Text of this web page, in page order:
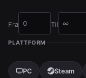
Pris fra (DKK)
Fra
Pris til (DKK)
Til
PLATTFORM
PC Steam